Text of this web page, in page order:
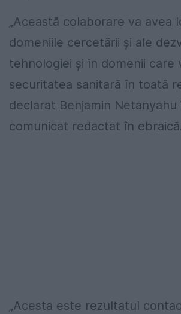
„Această colaborare va avea
domeniile cercetării și ale
tehnologiei și în domenii care
securitatea sanitară în toată
declarat Benjamin
comunicat redactat în
„Acesta este rezultatul